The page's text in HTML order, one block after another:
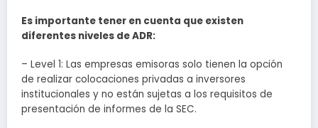
Es importante tener en cuenta que existen
diferentes niveles de ADR:
– Level 1: Las empresas emisoras solo tienen la opción
de realizar colocaciones privadas a inversores
institucionales y no están sujetas a los requisitos de
presentación de informes de la SEC.